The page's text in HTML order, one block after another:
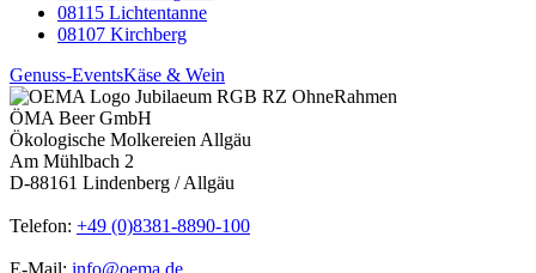
08115 Lichtentanne
08107 Kirchberg
Genuss-EventsKäse & Wein
ÖMA Beer GmbH
Ökologische Molkereien Allgäu
Am Mühlbach 2
D-88161 Lindenberg / Allgäu
Telefon: +49 (0)8381-8890-100